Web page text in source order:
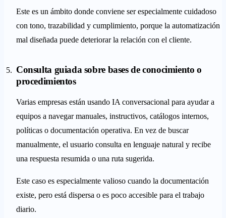
Este es un ámbito donde conviene ser especialmente cuidadoso
con tono, trazabilidad y cumplimiento, porque la automatización
mal diseñada puede deteriorar la relación con el cliente.
Consulta guiada sobre bases de conocimiento o
procedimientos
Varias empresas están usando IA conversacional para ayudar a
equipos a navegar manuales, instructivos, catálogos internos,
políticas o documentación operativa. En vez de buscar
manualmente, el usuario consulta en lenguaje natural y recibe
una respuesta resumida o una ruta sugerida.
Este caso es especialmente valioso cuando la documentación
existe, pero está dispersa o es poco accesible para el trabajo
diario.